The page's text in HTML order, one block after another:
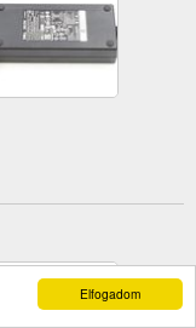
Elfogadom